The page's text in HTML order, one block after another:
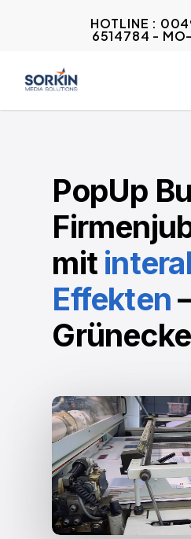
content
HOTLINE :
6514784 -
PopUp
mit
Effekten